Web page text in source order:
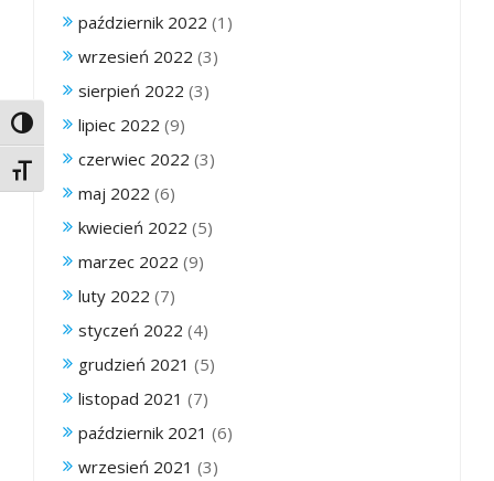
Toggle High Contrast
Toggle Font size
październik 2022 (1)
wrzesień 2022 (3)
sierpień 2022 (3)
lipiec 2022 (9)
czerwiec 2022 (3)
maj 2022 (6)
kwiecień 2022 (5)
marzec 2022 (9)
luty 2022 (7)
styczeń 2022 (4)
grudzień 2021 (5)
listopad 2021 (7)
październik 2021 (6)
wrzesień 2021 (3)